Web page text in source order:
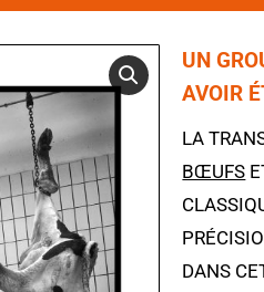
UN
AVOIR
LA
BŒUFS
DANS